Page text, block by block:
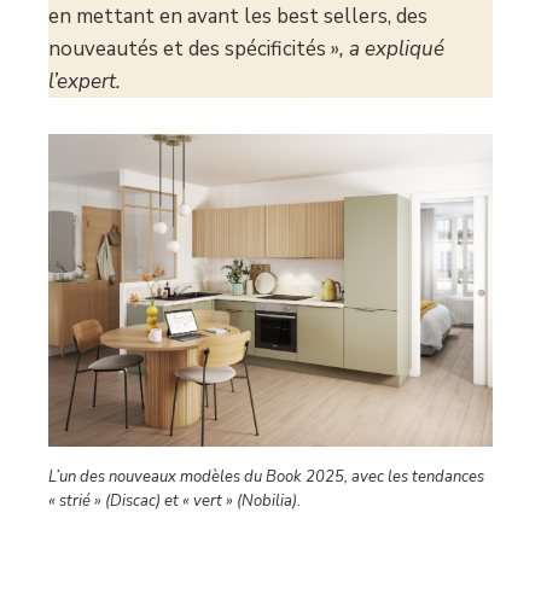
en mettant en avant les best sellers, des
nouveautés et des spécificités », a expliqué
l’expert.
L’un des nouveaux modèles du Book 2025, avec les tendances
« strié » (Discac) et « vert » (Nobilia).